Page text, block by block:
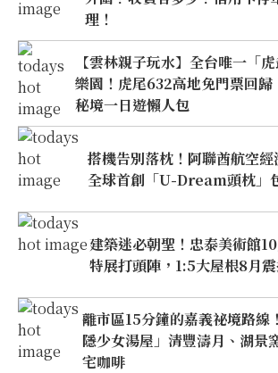
理！
【雲林親子玩水】全台唯一「
樂園！虎尾632高地免門票回
秘境一日遊懶人包
搭機告別落枕！阿聯酋航空經
全球首創「U-Dream頭枕」
建築迷必朝聖！忠泰美術館
特展打頭陣，1:5大屋根8月
離市區15分鐘的嘉義祕境路線
隱少女湯屋」清豐濤月、湖景
宅咖啡